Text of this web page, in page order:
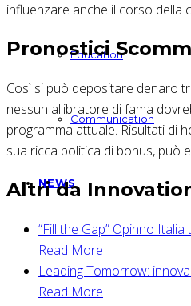
Education
Communication
NEWS
influenzare anche il corso della
Pronostici
Così si può depositare denaro
nessun allibratore di fama
programma attuale. Risultati di
sua ricca politica di bonus, può
Altri da
“Fill the Gap” Opinno
Read More
Leading Tomorrow:
Read More